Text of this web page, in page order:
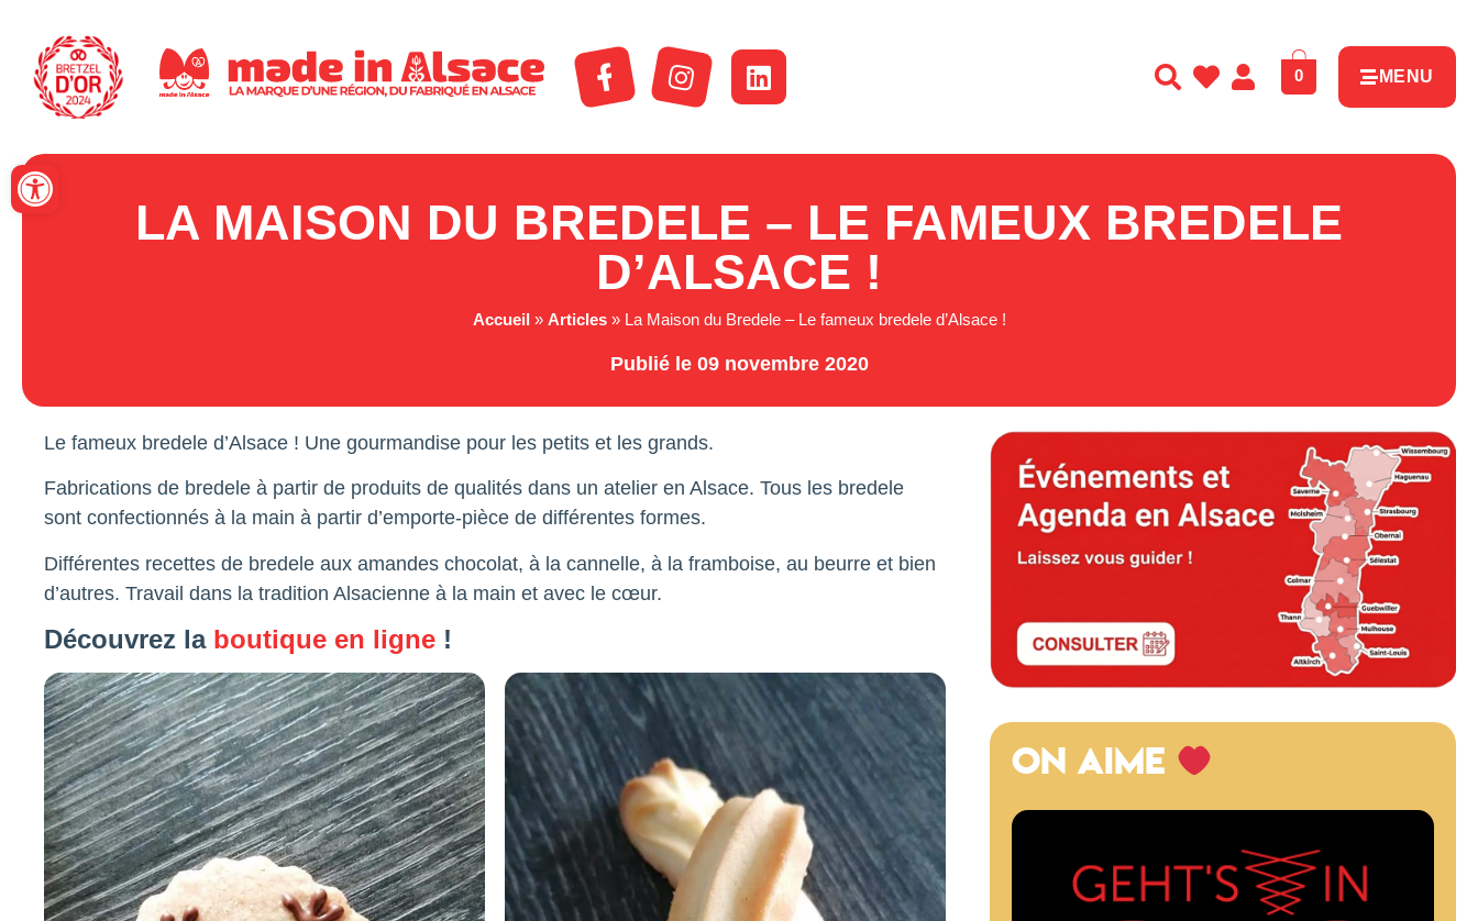
Ouvrir la barre d’outils
0 MENU
LA MAISON DU BREDELE – LE FAMEUX BREDELE
D’ALSACE !
Accueil » Articles» La Maison du Bredele – Le fameux bredele d’Alsace !
Publié le 09 novembre 2020
Le fameux bredele d’Alsace ! Une gourmandise pour les petits et les grands.
Fabrications de bredele à partir de produits de qualités dans un atelier en Alsace. Tous les bredele
sont confectionnés à la main à partir d’emporte-pièce de différentes formes.
Différentes recettes de bredele aux amandes chocolat, à la cannelle, à la framboise, au beurre et bien
d’autres. Travail dans la tradition Alsacienne à la main et avec le cœur.
Découvrez la boutique en ligne !
ON AIME